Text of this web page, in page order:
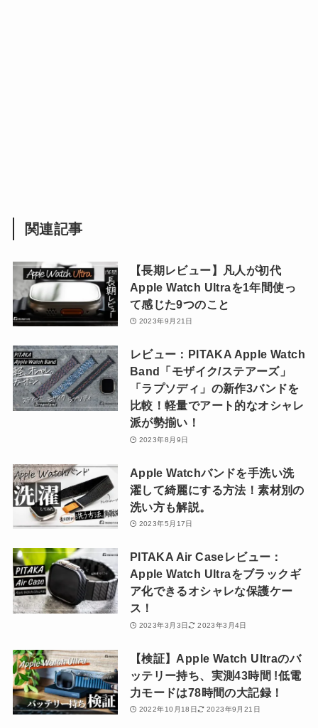
関連記事
【長期レビュー】凡人が初代
Apple Watch Ultraを1年間使っ
て感じた9つのこと
2023年9月21日
レビュー：PITAKA Apple Watch
Band「モザイク/ステアーズ」
「ラプソディ」の新作3バンドを
比較！軽量でアート的なオシャレ
派が勢揃い！
2023年8月9日
Apple Watchバンドを手洗い洗
濯して綺麗にする方法！素材別の
洗い方も解説。
2023年5月17日
PITAKA Air Caseレビュー：
Apple Watch Ultraをブラックギ
ア化できるオシャレな保護ケー
ス！
2023年3月3日 2023年3月4日
【検証】Apple Watch Ultraのバ
ッテリー持ち、実測43時間 !低電
力モードは78時間の大記録！
2022年10月18日 2023年9月21日